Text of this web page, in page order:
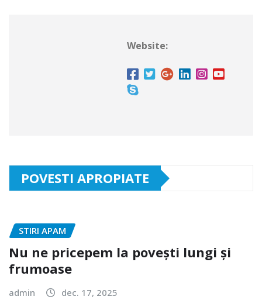
Website:
POVESTI APROPIATE
STIRI APAM
Nu ne pricepem la povești lungi și
frumoase
admin dec. 17, 2025